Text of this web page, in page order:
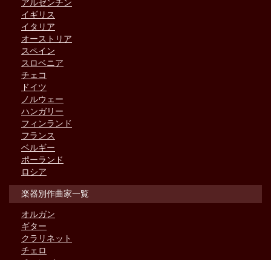
アルゼンチン
イギリス
イタリア
オーストリア
スペイン
スロベニア
チェコ
ドイツ
ノルウェー
ハンガリー
フィンランド
フランス
ベルギー
ポーランド
ロシア
楽器別作曲家一覧
オルガン
ギター
クラリネット
チェロ